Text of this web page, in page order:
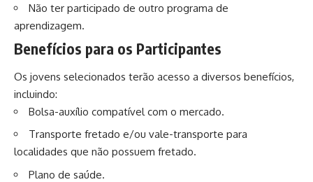
Não ter participado de outro programa de
aprendizagem.
Benefícios para os Participantes
Os jovens selecionados terão acesso a diversos benefícios,
incluindo:
Bolsa-auxílio compatível com o mercado.
Transporte fretado e/ou vale-transporte para
localidades que não possuem fretado.
Plano de saúde.